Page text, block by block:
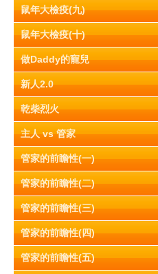
鼠年大檢疫(九)
鼠年大檢疫(十)
做Daddy的寵兒
新人2.0
乾柴烈火
主人 vs 管家
管家的前瞻性(一)
管家的前瞻性(二)
管家的前瞻性(三)
管家的前瞻性(四)
管家的前瞻性(五)